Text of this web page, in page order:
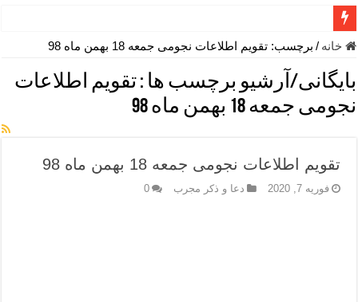
دعای جلب محبت فوری معشوق – دعای جلب محبت شوهر
دعای مشکل گشا برای رفع فقر – ذکرهای روزی‌ بخش
معجزات دعای یا من اظهر الجمیل – دعای یا من اظهر الجمیل برای
مهم ترین اذکار الهی و فضیلت آن ها – ذکر مخصوص مستجاب الدعوه
خانه / برچسب:تقویم اطلاعات نجومی جمعه 18 بهمن ماه 98
بایگانی/آرشیو برچسب ها :تقویم اطلاعات
نجومی جمعه 18 بهمن ماه 98
تقویم اطلاعات نجومی جمعه 18 بهمن ماه 98
فوریه 7, 2020 دعا و ذکر مجرب 0